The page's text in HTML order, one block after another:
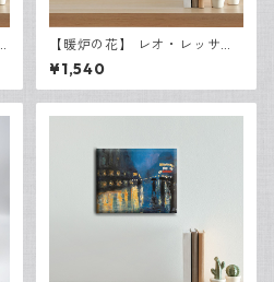
【暖炉の花】 レオ・レッサ
ー・ユリィ キャンバスP3
¥1,540